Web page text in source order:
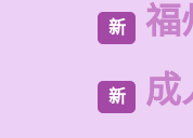
新 福
新 成